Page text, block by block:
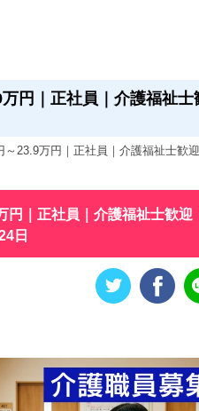
円｜正社員｜介護福祉
23.9万円｜正社員｜介護福祉士歓
円｜正社員｜介護福祉士歓迎
日